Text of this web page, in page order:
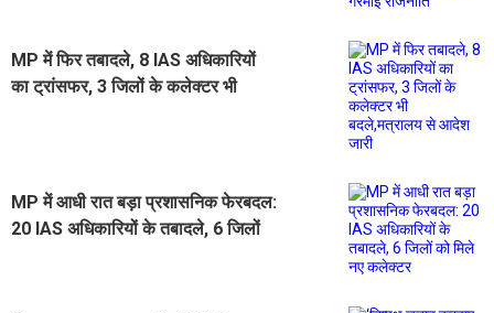
MP में फिर तबादले, 8 IAS अधिकारियों
का ट्रांसफर, 3 जिलों के कलेक्टर भी
MP में आधी रात बड़ा प्रशासनिक फेरबदल:
20 IAS अधिकारियों के तबादले, 6 जिलों